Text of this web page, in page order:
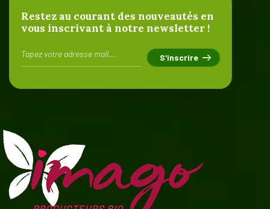
Restez au courant des nouveautés en
vous inscrivant à notre newsletter !